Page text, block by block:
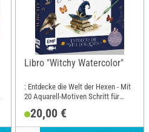
Libro "Witchy Watercolor"
: Entdecke die Welt der Hexen - Mit
20 Aquarell-Motiven Schritt für
Altezza: 24.1 cm
20,00 €